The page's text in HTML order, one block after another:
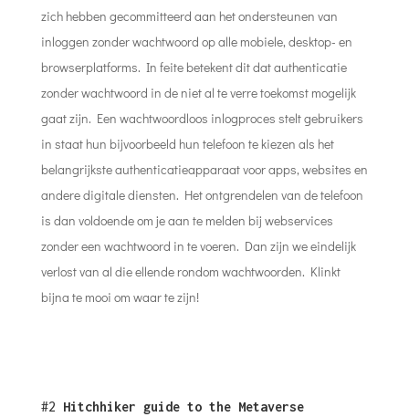
zich hebben gecommitteerd aan het ondersteunen van
inloggen zonder wachtwoord op alle mobiele, desktop- en
browserplatforms. In feite betekent dit dat authenticatie
zonder wachtwoord in de niet al te verre toekomst mogelijk
gaat zijn. Een wachtwoordloos inlogproces stelt gebruikers
in staat hun bijvoorbeeld hun telefoon te kiezen als het
belangrijkste authenticatieapparaat voor apps, websites en
andere digitale diensten. Het ontgrendelen van de telefoon
is dan voldoende om je aan te melden bij webservices
zonder een wachtwoord in te voeren. Dan zijn we eindelijk
verlost van al die ellende rondom wachtwoorden. Klinkt
bijna te mooi om waar te zijn!
#2 Hitchhiker guide to the Metaverse